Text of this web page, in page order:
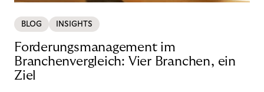
BLOG INSIGHTS
Forderungsmanagement im
Branchenvergleich: Vier Branchen, ein
Ziel